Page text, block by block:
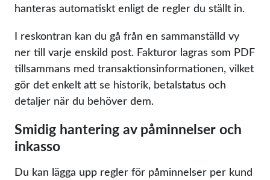
hanteras automatiskt enligt de regler du ställt in.
I reskontran kan du gå från en sammanställd vy
ner till varje enskild post. Fakturor lagras som PDF
tillsammans med transaktionsinformationen, vilket
gör det enkelt att se historik, betalstatus och
detaljer när du behöver dem.
Smidig hantering av påminnelser och
inkasso
Du kan lägga upp regler för påminnelser per kund